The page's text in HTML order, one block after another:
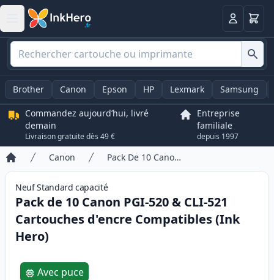
Panier
Brother Canon Epson HP Lexmark Samsung
Commandez aujourd’hui, livré
demain
Livraison gratuite dès 49 €
Entreprise
familiale
depuis 1997
Accueil
Canon Pack De 10 Canon PGI-520 & CLI-521 Cartouches d'encre Compatibles (Ink Hero)
NeufStandard capacité
Pack de 10 Canon PGI-520 & CLI-521
Cartouches d'encre Compatibles (Ink
Hero)
Product information
Avec puce